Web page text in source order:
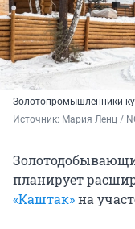
Золотопромышленники
Источник: Мария Ленц /
планирует
«Каштак»на